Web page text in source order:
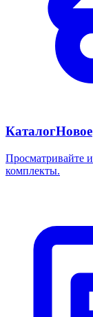
КаталогНовое
Просматривайте
комплекты.